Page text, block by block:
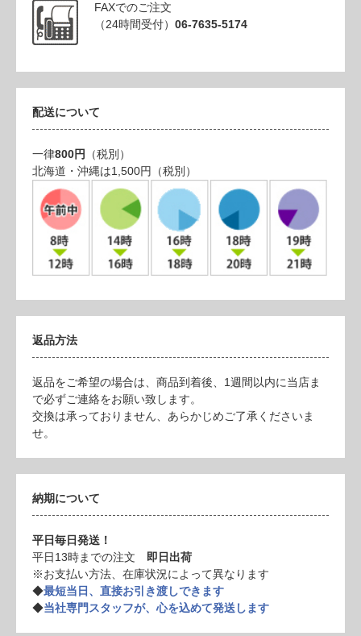
FAXでのご注文
（24時間受付） 06-7635-5174
配送について
一律800円
（税別）
北海道・沖縄は1,500円（税別）
返品方法
返品をご希望の場合は、商品到着後、1週間以内に当店ま
で必ずご連絡をお願い致します。
交換は承っておりません、あらかじめご了承くださいま
せ。
納期について
平日毎日発送！
平日13時までの注文 即日出荷
※お支払い方法、在庫状況によって異なります
◆最短当日、直接お引き渡しできます
◆当社専門スタッフが、心を込めて発送します